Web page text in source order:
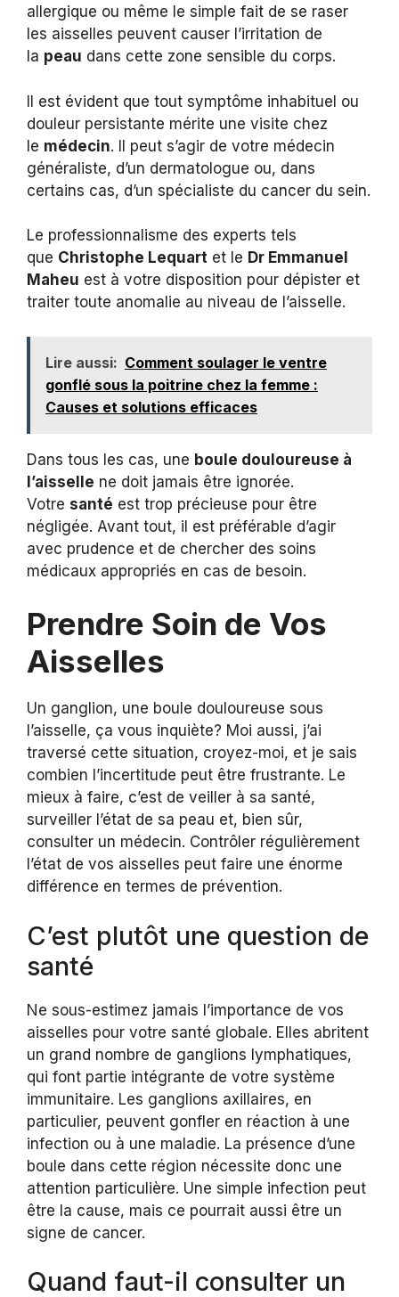
allergique ou même le simple fait de se raser
les aisselles peuvent causer l’irritation de
la peau dans cette zone sensible du corps.
Il est évident que tout symptôme inhabituel ou
douleur persistante mérite une visite chez
le médecin. Il peut s’agir de votre médecin
généraliste, d’un dermatologue ou, dans
certains cas, d’un spécialiste du cancer du sein.
Le professionnalisme des experts tels
que Christophe Lequart et le Dr Emmanuel
Maheu est à votre disposition pour dépister et
traiter toute anomalie au niveau de l’aisselle.
Lire aussi: Comment soulager le ventre
gonflé sous la poitrine chez la femme :
Causes et solutions efficaces
Dans tous les cas, une boule douloureuse à
l’aisselle ne doit jamais être ignorée.
Votre santé est trop précieuse pour être
négligée. Avant tout, il est préférable d’agir
avec prudence et de chercher des soins
médicaux appropriés en cas de besoin.
Prendre Soin de Vos
Aisselles
Un ganglion, une boule douloureuse sous
l’aisselle, ça vous inquiète? Moi aussi, j’ai
traversé cette situation, croyez-moi, et je sais
combien l’incertitude peut être frustrante. Le
mieux à faire, c’est de veiller à sa santé,
surveiller l’état de sa peau et, bien sûr,
consulter un médecin. Contrôler régulièrement
l’état de vos aisselles peut faire une énorme
différence en termes de prévention.
C’est plutôt une question de
santé
Ne sous-estimez jamais l’importance de vos
aisselles pour votre santé globale. Elles abritent
un grand nombre de ganglions lymphatiques,
qui font partie intégrante de votre système
immunitaire. Les ganglions axillaires, en
particulier, peuvent gonfler en réaction à une
infection ou à une maladie. La présence d’une
boule dans cette région nécessite donc une
attention particulière. Une simple infection peut
être la cause, mais ce pourrait aussi être un
signe de cancer.
Quand faut-il consulter un